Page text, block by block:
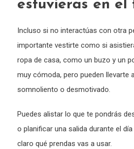
estuvieras en el
Incluso si no interactúas con otra
importante vestirte como si
ropa de casa, como un buzo y un
muy cómoda, pero pueden llevarte
somnoliento o desmotivado.
Puedes alistar lo que te pondrás
o planificar una salida durante el
claro qué prendas vas a usar.